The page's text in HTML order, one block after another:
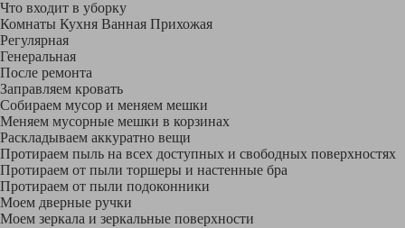
Что входит в уборку
Регу­лярная
Гене­ральная
После ремонта
Заправляем кровать
Собираем мусор и меняем мешки
Меняем мусорные мешки в корзинах
Раскладываем аккуратно вещи
Протираем пыль на всех доступных и свободных поверхностях
Протираем от пыли торшеры и настенные бра
Протираем от пыли подоконники
Моем дверные ручки
Моем зеркала и зеркальные поверхности